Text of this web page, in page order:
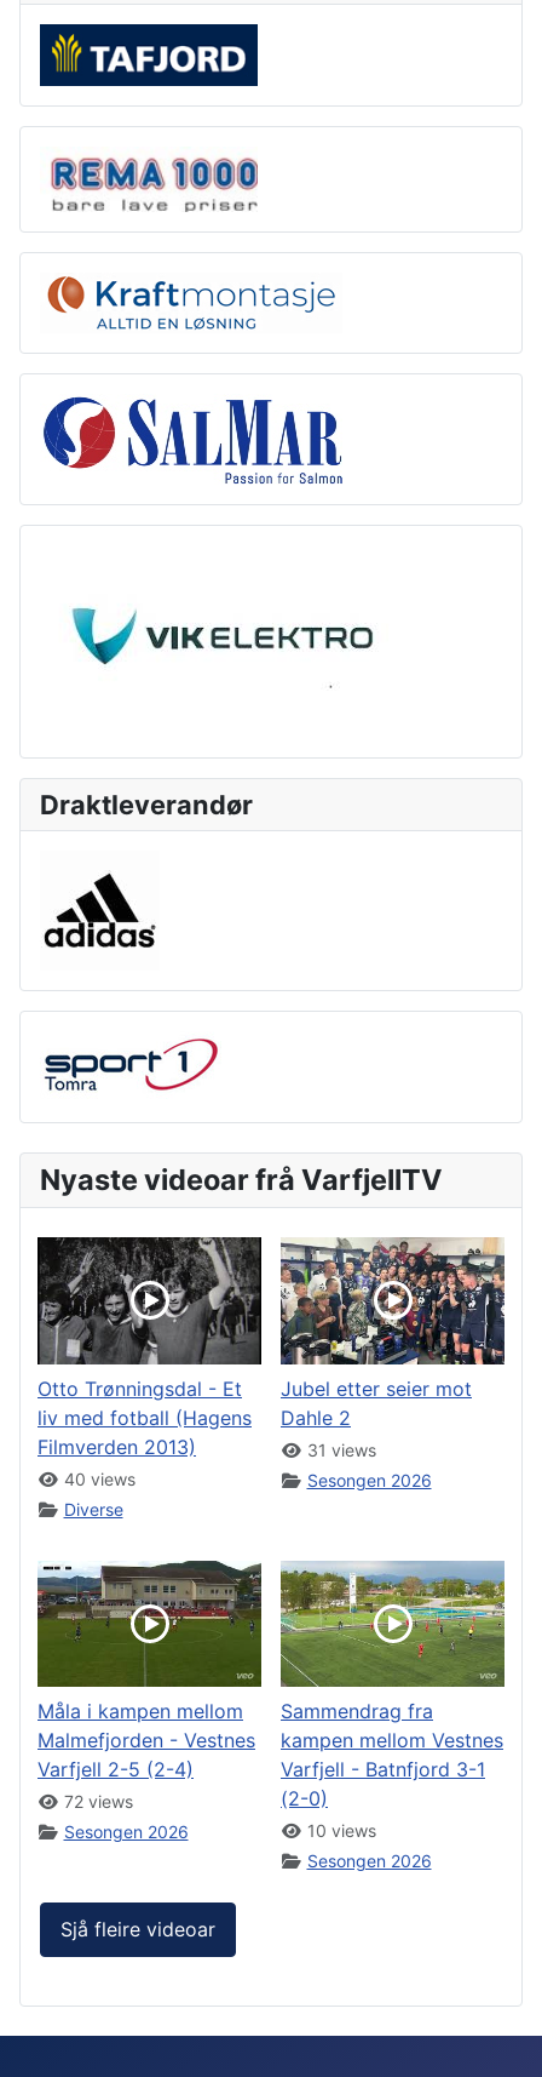
Draktleverandør
Nyaste videoar frå VarfjellTV
Otto Trønningsdal - Et
liv med fotball (Hagens
Filmverden 2013)
40 views
Diverse
Jubel etter seier mot
Dahle 2
31 views
Sesongen 2026
Måla i kampen mellom
Malmefjorden - Vestnes
Varfjell 2-5 (2-4)
72 views
Sesongen 2026
Sammendrag fra
kampen mellom Vestnes
Varfjell - Batnfjord 3-1
(2-0)
10 views
Sesongen 2026
Sjå fleire videoar